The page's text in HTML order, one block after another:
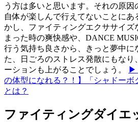
う方は多いと思います。それの原
自体が楽しんで行えてないことにあ
かし、ファイティングエクササイズ
まった時の爽快感や、DANCE
行う気持ち良さから、きっと夢中に
た、日ごろのストレス発散にもな
ーションも上がることでしょう。
▶
の体型になれる？！】「シャドーボ
とは？
ファイティングダイエ